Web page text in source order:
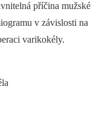
příčina mužské
v závislosti na
varikokély.